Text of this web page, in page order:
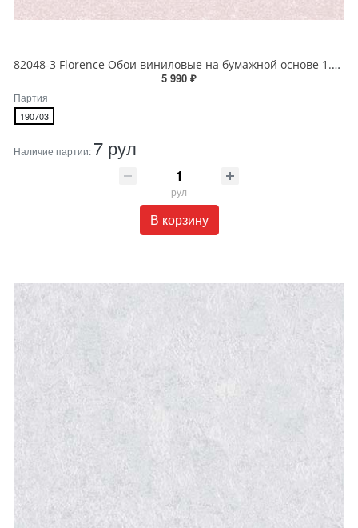
82048-3 Florence Обои виниловые на бумажной основе 1.06*15.6
5 990 ₽
Партия
190703
Наличие партии: 7 рул
рул
В корзину